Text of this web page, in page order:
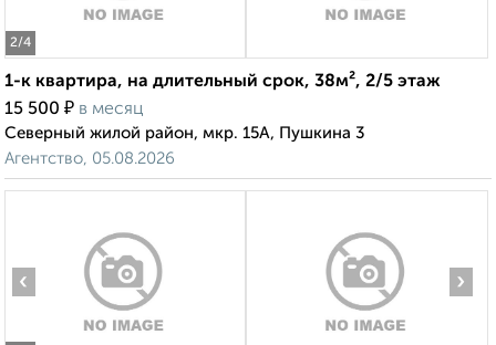
2/4
1-к квартира, на длительный срок, 38м², 2/5 этаж
15 500 ₽ в месяц
Северный жилой район, мкр. 15А, Пушкина 3
Агентство, 05.08.2026
‹ ›